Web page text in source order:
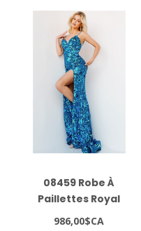
08459 Robe À
Paillettes Royal
986,00$CA